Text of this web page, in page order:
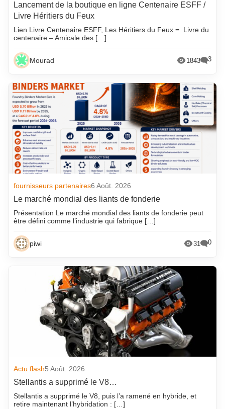
Lancement de la boutique en ligne Centenaire ESFF /
Livre Héritiers du Feux
Lien Livre Centenaire ESFF, Les Héritiers du Feux = Livre du
centenaire – Amicale des […]
Mourad 1843 3
fournisseurs partenaires6 Août. 2026
Le marché mondial des liants de fonderie
Présentation Le marché mondial des liants de fonderie peut
être défini comme l’industrie qui fabrique […]
piwi 31 0
Actu flash5 Août. 2026
Stellantis a supprimé le V8…
Stellantis a supprimé le V8, puis l’a ramené en hybride, et
retire maintenant l’hybridation : […]